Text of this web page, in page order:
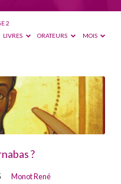
2
LIVRES ORATEURS MOIS
?
Monot René